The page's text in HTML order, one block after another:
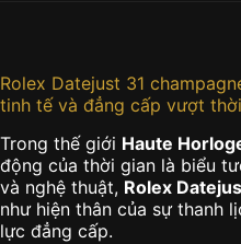
Rolex Datejust 31
tinh tế và đẳng cấp vượt
Trong thế giới Haute
động của thời gian là biểu
và nghệ thuật, Rolex
như hiện thân của sự thanh
lực đẳng cấp.